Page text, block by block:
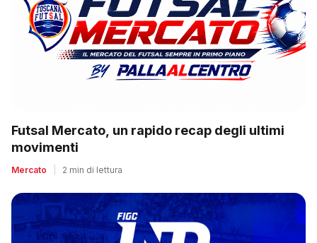
Futsal Mercato, un rapido recap degli ultimi
movimenti
Mercato 2 min di lettura